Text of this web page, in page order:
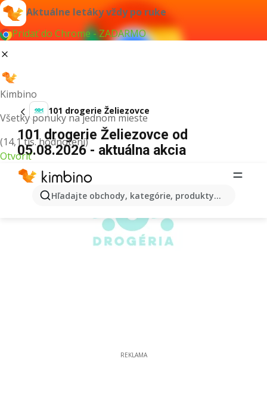
Aktuálne letáky vždy po ruke
Pridať do Chrome - ZADARMO
Kimbino
Všetky ponuky na jednom mieste
(14,1 tis. hodnotení)
Otvoriť
Hľadajte obchody, kategórie, produkty...
101 drogerie Želiezovce
101 drogerie Želiezovce od
05.08.2026 - aktuálna akcia
REKLAMA